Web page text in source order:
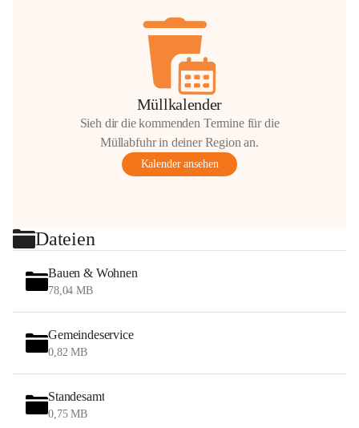
Müllkalender
Sieh dir die kommenden Termine für die
Müllabfuhr in deiner Region an.
Kalender ansehen
Dateien
Bauen & Wohnen
78,04 MB
Gemeindeservice
0,82 MB
Standesamt
0,75 MB